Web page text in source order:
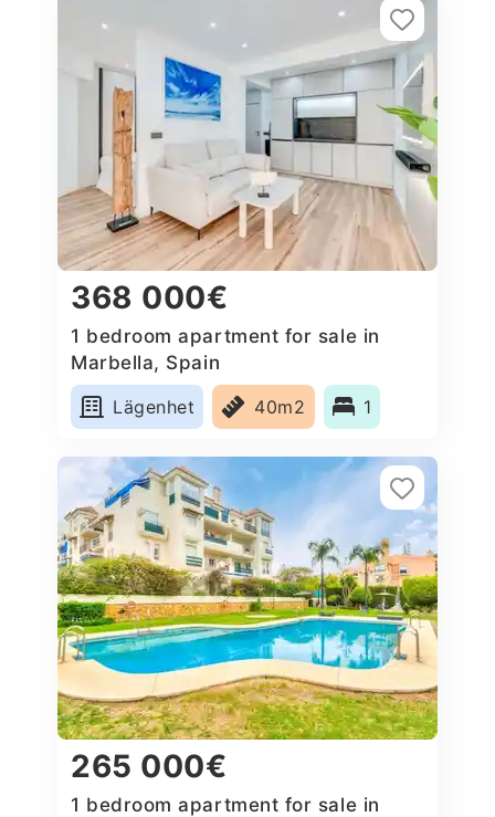
368 000€
1 bedroom apartment for sale in
Marbella, Spain
Lägenhet
40m2 1
265 000€
1 bedroom apartment for sale in